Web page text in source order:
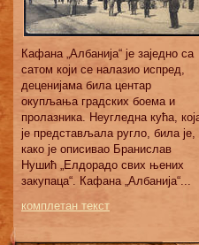
Кафана „Албанија“ је заједно са
сатом који се налазио испред,
деценијама била центар
окупљања градских боема и
пролазника. Неугледна кућа,
је представљала ругло, била је,
како је описивао Бранислав
Нушић „Елдорадо свих њених
закупаца“. Кафана „Албанија“...
комплетан текст